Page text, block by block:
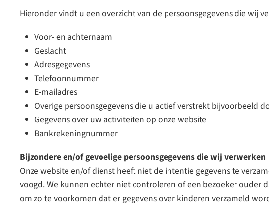
Hieronder vindt u een overzicht van de persoonsgegevens die wij
Voor- en achternaam
Geslacht
Adresgegevens
Telefoonnummer
E-mailadres
Overige persoonsgegevens die u actief verstrekt bijvoorbeeld
Gegevens over uw activiteiten op onze website
Bankrekeningnummer
Bijzondere en/of gevoelige persoonsgegevens die wij verwerken
Onze website en/of dienst heeft niet de intentie gegevens te
voogd. We kunnen echter niet controleren of een bezoeker ouder
om zo te voorkomen dat er gegevens over kinderen verzameld